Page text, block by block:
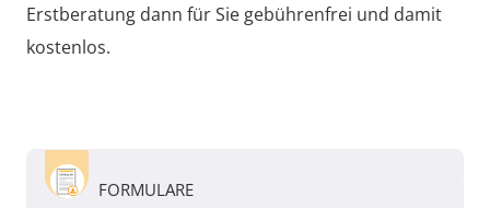
Erstberatung dann für Sie gebührenfrei und damit
kostenlos.
FORMULARE